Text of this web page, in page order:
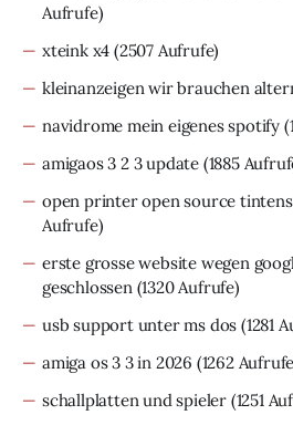
Aufrufe)
xteink x4 (2507 Aufrufe)
kleinanzeigen wir brauchen
navidrome mein eigenes spotify
amigaos 3 2 3 update (1885
open printer open source
Aufrufe)
erste grosse website wegen
geschlossen (1320 Aufrufe)
usb support unter ms dos (1281
amiga os 3 3 in 2026 (1262
schallplatten und spieler (1251